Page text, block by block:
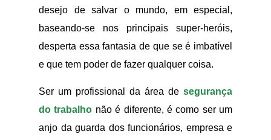
desejo de salvar o mundo, em especial,
baseando-se nos principais super-heróis,
desperta essa fantasia de que se é imbatível
e que tem poder de fazer qualquer coisa.
Ser um profissional da área de segurança
do trabalho não é diferente, é como ser um
anjo da guarda dos funcionários, empresa e